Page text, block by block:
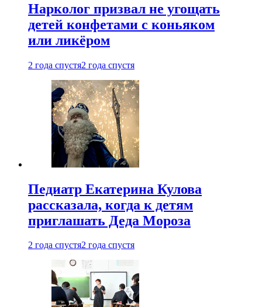
Нарколог призвал не угощать
детей конфетами с коньяком
или ликёром
2 года спустя2 года спустя
Педиатр Екатерина Кулова
рассказала, когда к детям
приглашать Деда Мороза
2 года спустя2 года спустя